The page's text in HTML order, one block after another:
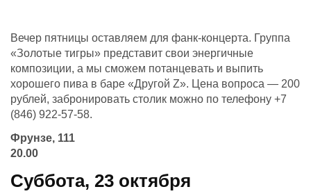
Вечер пятницы оставляем для фанк-концерта. Группа
«Золотые тигры» представит свои энергичные
композиции, а мы сможем потанцевать и выпить
хорошего пива в баре «Другой Z». Цена вопроса — 200
рублей, забронировать столик можно по телефону +7
(846) 922-57-58.
Фрунзе, 111
20.00
Суббота, 23 октября